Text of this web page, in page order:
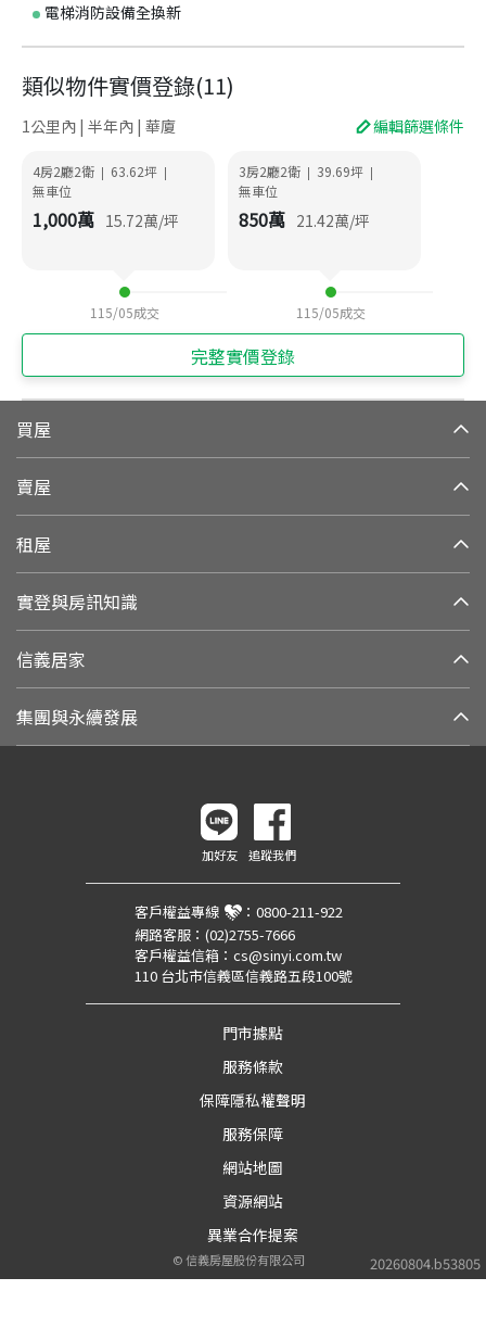
電梯消防設備全換新
類似物件實價登錄(11)
1公里內 | 半年內 | 華廈 編輯篩選條件
4房2廳2衛 | 63.62坪 |
無車位
1,000萬 15.72萬/坪
115/05成交
3房2廳2衛 | 39.69坪 |
無車位
850萬 21.42萬/坪
115/05成交
完整實價登錄
買屋
賣屋
租屋
實登與房訊知識
信義居家
集團與永續發展
20260804.b53805
加好友 追蹤我們
客戶權益專線 ： 0800-211-922
網路客服： (02)2755-7666
客戶權益信箱： cs@sinyi.com.tw
110 台北市信義區信義路五段100號
門市據點
服務條款
保障隱私權聲明
服務保障
網站地圖
資源網站
異業合作提案
©信義房屋股份有限公司